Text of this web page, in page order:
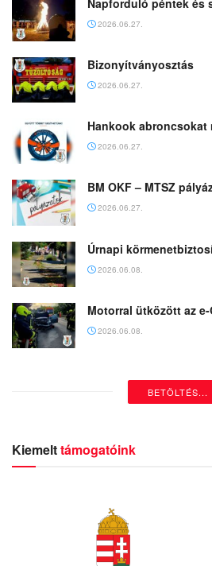
2026.06.27.
Bizonyítványosztás
2026.06.27.
Hankook abroncsokat
2026.06.27.
BM OKF – MTSZ
2026.06.27.
Úrnapi
2026.06.08.
Motorral ütközött az
2026.06.08.
Aljnövényzet égett
Személygépkocsik
Tűzjelző jelzett a
2026.06.08.